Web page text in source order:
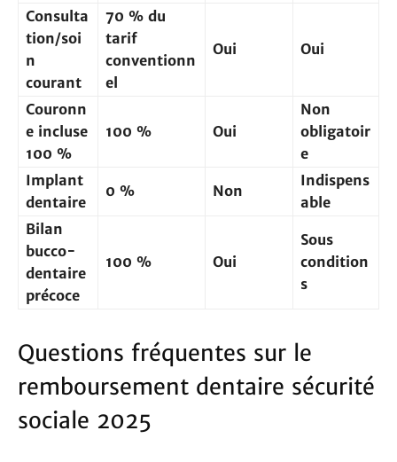
Consulta
tion/soi
n
courant
70 % du
tarif
conventionn
el
Oui Oui
Couronn
e incluse
100 %
100 % Oui
Non
obligatoir
e
Implant
dentaire
0 % Non
Indispens
able
Bilan
bucco-
dentaire
précoce
100 % Oui
Sous
condition
s
Questions fréquentes sur le
remboursement dentaire sécurité
sociale 2025